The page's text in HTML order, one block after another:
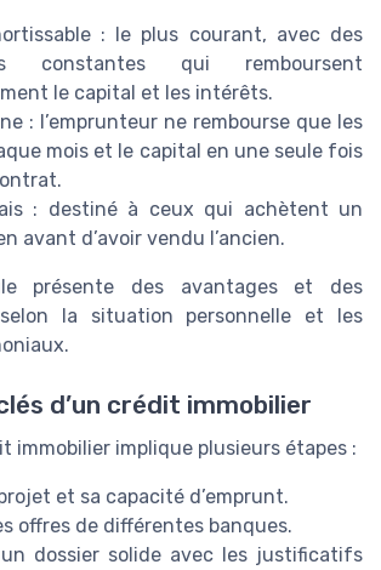
: le plus courant, avec des
constantes qui remboursent
le capital et les intérêts.
: l’emprunteur ne rembourse que les
mois et le capital en une seule fois
: destiné à ceux qui achètent un
avant d’avoir vendu l’ancien.
présente des avantages et des
la situation personnelle et les
d’un crédit immobilier
immobilier implique plusieurs étapes :
et sa capacité d’emprunt.
offres de différentes banques.
dossier solide avec les justificatifs